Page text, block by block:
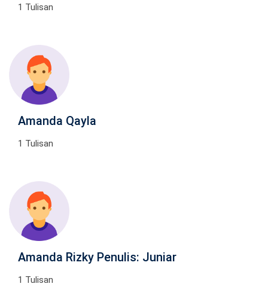
1 Tulisan
Amanda Qayla
1 Tulisan
Amanda Rizky Penulis: Juniar
1 Tulisan